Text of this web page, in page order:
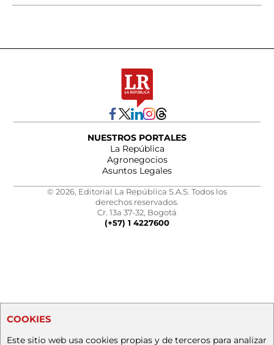
NUESTROS PORTALES
La República
Agronegocios
Asuntos Legales
© 2026, Editorial La República S.A.S. Todos los
derechos reservados.
Cr. 13a 37-32, Bogotá
(+57) 1 4227600
COOKIES
Este sitio web usa cookies propias y de terceros para analizar